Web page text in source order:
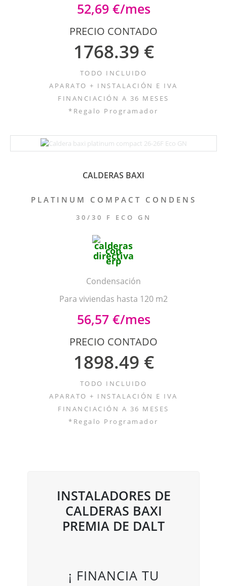
52,69 €/mes
PRECIO CONTADO
1768.39 €
TODO INCLUIDO
APARATO + INSTALACIÓN E IVA
FINANCIACIÓN A 36 MESES
*Regalo Programador
CALDERAS BAXI
PLATINUM COMPACT CONDENS
30/30 F ECO GN
Condensación
Para viviendas hasta 120 m2
56,57 €/mes
PRECIO CONTADO
1898.49 €
TODO INCLUIDO
APARATO + INSTALACIÓN E IVA
FINANCIACIÓN A 36 MESES
*Regalo Programador
INSTALADORES DE
CALDERAS BAXI
PREMIA DE DALT
¡ FINANCIA TU